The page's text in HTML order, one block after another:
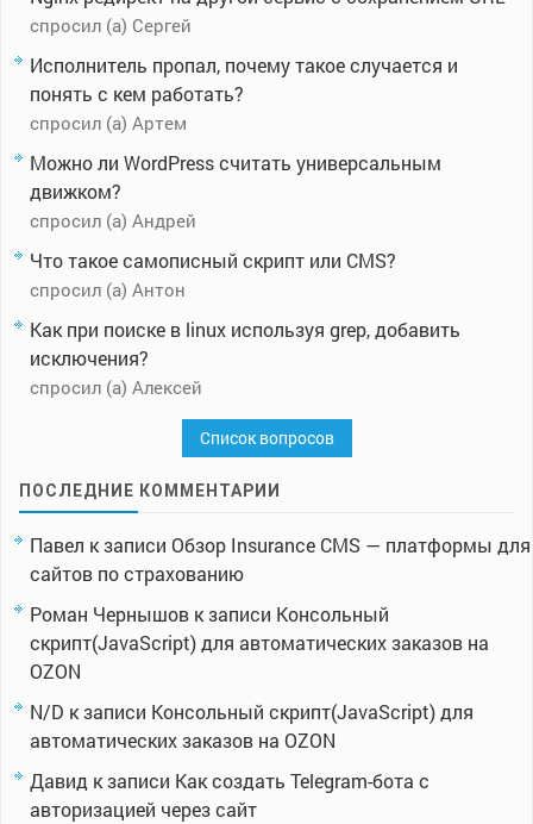
спросил (а) Сергей
Исполнитель пропал, почему такое случается и
понять с кем работать?
спросил (а) Артем
Можно ли WordPress считать универсальным
движком?
спросил (а) Андрей
Что такое самописный скрипт или CMS?
спросил (а) Антон
Как при поиске в linux используя grep, добавить
исключения?
спросил (а) Алексей
Список вопросов
ПОСЛЕДНИЕ КОММЕНТАРИИ
Павел к записи Обзор Insurance CMS — платформы для
сайтов по страхованию
Роман Чернышов к записи Консольный
скрипт(JavaScript) для автоматических заказов на
OZON
N/D к записи Консольный скрипт(JavaScript) для
автоматических заказов на OZON
Давид к записи Как создать Telegram-бота с
авторизацией через сайт